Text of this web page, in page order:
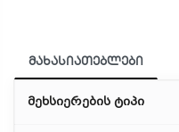
მახასიათებლები
მეხსიერების ტიპი